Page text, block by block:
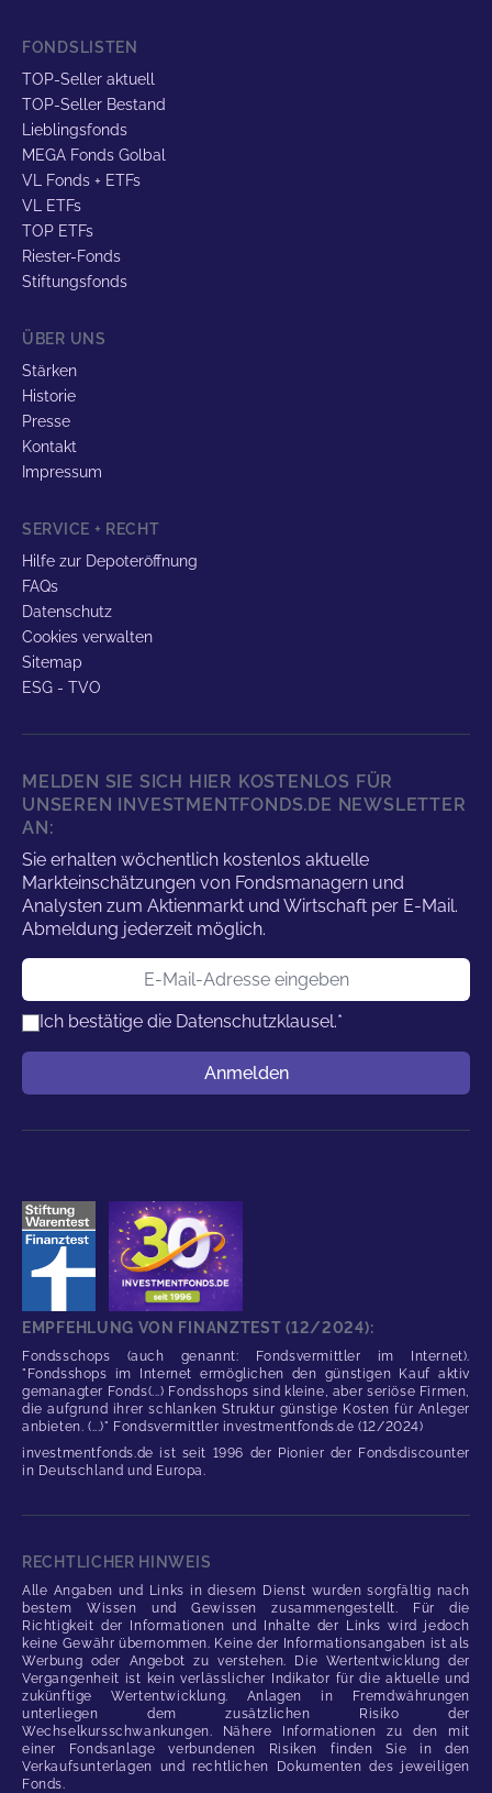
FONDSLISTEN
TOP-Seller aktuell
TOP-Seller Bestand
Lieblingsfonds
MEGA Fonds Golbal
VL Fonds + ETFs
VL ETFs
TOP ETFs
Riester-Fonds
Stiftungsfonds
ÜBER UNS
Stärken
Historie
Presse
Kontakt
Impressum
SERVICE + RECHT
Hilfe zur Depoteröffnung
FAQs
Datenschutz
Cookies verwalten
Sitemap
ESG - TVO
MELDEN SIE SICH HIER KOSTENLOS FÜR
UNSEREN INVESTMENTFONDS.DE NEWSLETTER
AN:
Sie erhalten wöchentlich kostenlos aktuelle
Markteinschätzungen von Fondsmanagern und
Analysten zum Aktienmarkt und Wirtschaft per E-Mail.
Abmeldung jederzeit möglich.
E-Mail-Adresse
Ich bestätige die Datenschutzklausel.*
Anmelden
EMPFEHLUNG VON FINANZTEST (12/2024):
Fondsschops (auch genannt: Fondsvermittler im Internet).
"Fondsshops im Internet ermöglichen den günstigen Kauf aktiv
gemanagter Fonds(...) Fondsshops sind kleine, aber seriöse Firmen,
die aufgrund ihrer schlanken Struktur günstige Kosten für Anleger
anbieten. (...)" Fondsvermittler investmentfonds.de (12/2024)
investmentfonds.de ist seit 1996 der Pionier der Fondsdiscounter
in Deutschland und Europa.
RECHTLICHER HINWEIS
Alle Angaben und Links in diesem Dienst wurden sorgfältig nach
bestem Wissen und Gewissen zusammengestellt. Für die
Richtigkeit der Informationen und Inhalte der Links wird jedoch
keine Gewähr übernommen. Keine der Informationsangaben ist als
Werbung oder Angebot zu verstehen. Die Wertentwicklung der
Vergangenheit ist kein verlässlicher Indikator für die aktuelle und
zukünftige Wertentwicklung. Anlagen in Fremdwährungen
unterliegen dem zusätzlichen Risiko der
Wechselkursschwankungen. Nähere Informationen zu den mit
einer Fondsanlage verbundenen Risiken finden Sie in den
Verkaufsunterlagen und rechtlichen Dokumenten des jeweiligen
Fonds.